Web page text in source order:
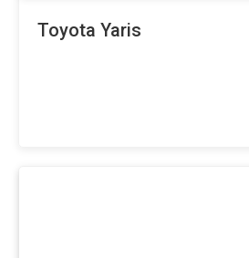
Toyota Yaris